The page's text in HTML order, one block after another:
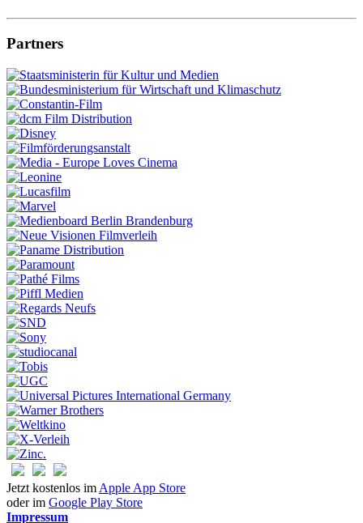
Partners
Jetzt kostenlos im Apple App Store
oder im Google Play Store
Impressum